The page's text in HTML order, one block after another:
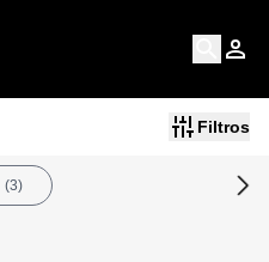
Filtros
(3)